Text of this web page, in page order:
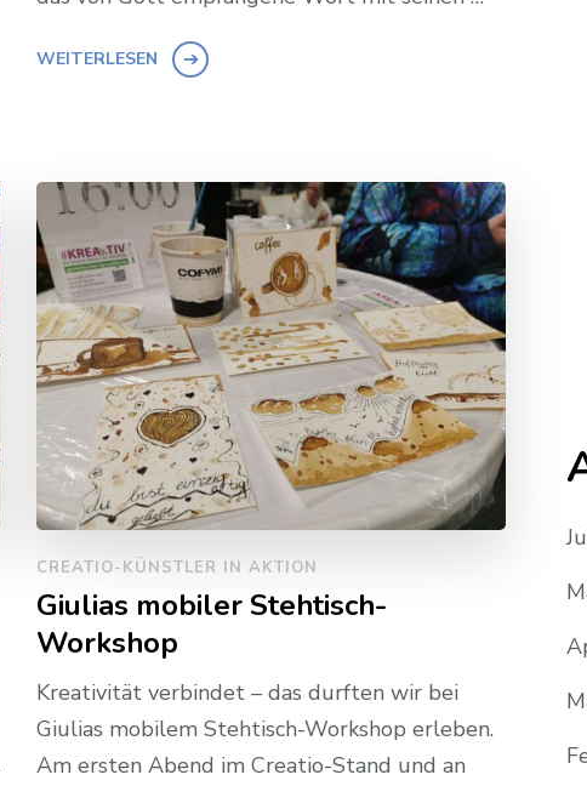
WEITERLESEN
CREATIO-KÜNSTLER IN AKTION
Giulias mobiler Stehtisch-
Workshop
Kreativität verbindet – das durften wir bei
Giulias mobilem Stehtisch-Workshop erleben.
Am ersten Abend im Creatio-Stand und an